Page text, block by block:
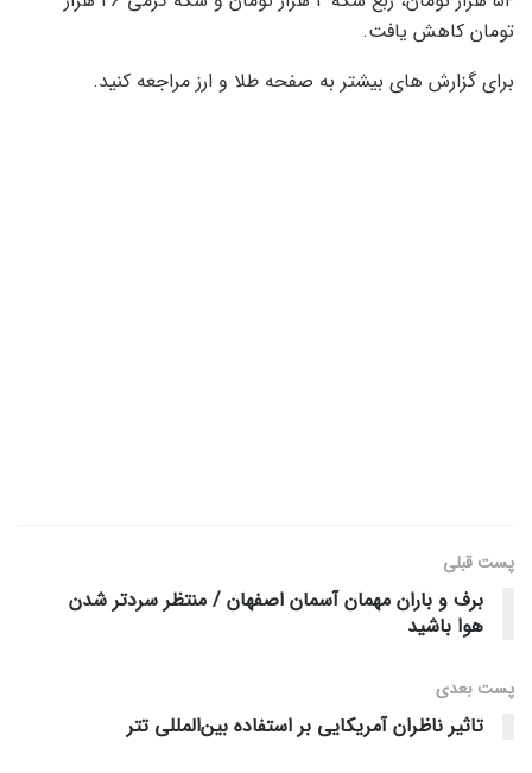
تومان کاهش یافت.
برای گزارش های بیشتر به صفحه طلا و ارز مراجعه کنید.
پست قبلی
برف و باران مهمان آسمان اصفهان / منتظر سردتر شدن
هوا باشید
پست‌ بعدی
تاثیر ناظران آمریکایی بر استفاده بین‌المللی تتر